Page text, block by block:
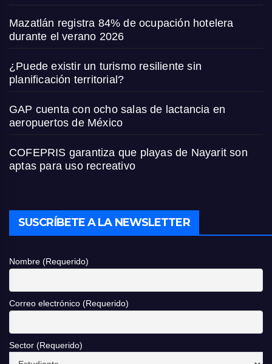
Mazatlán registra 84% de ocupación hotelera
durante el verano 2026
¿Puede existir un turismo resiliente sin
planificación territorial?
GAP cuenta con ocho salas de lactancia en
aeropuertos de México
COFEPRIS garantiza que playas de Nayarit son
aptas para uso recreativo
SUSCRÍBETE A LA NEWSLETTER
Nombre (Requerido)
Correo electrónico (Requerido)
Sector (Requerido)